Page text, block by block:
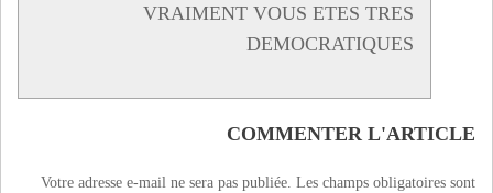
VRAIMENT VOUS ETES TRES
DEMOCRATIQUES
COMMENTER L'ARTICLE
Votre adresse e-mail ne sera pas publiée. Les champs obligatoires sont